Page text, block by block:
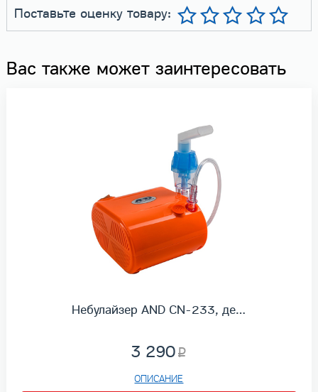
Поставьте оценку товару:
Вас также может заинтересовать
Небулайзер AND CN-233, де…
3 290
ОПИСАНИЕ